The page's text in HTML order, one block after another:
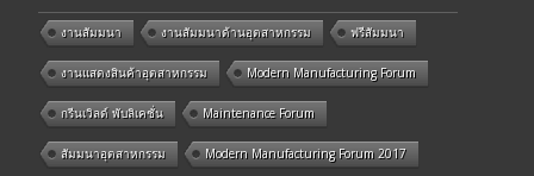
งานสัมมนา งานสัมมนาด้านอุตสาหกรรม ฟรีสัมมนา
งานแสดงสินค้าอุตสาหกรรม Modern Manufacturing Forum
กรีนเวิลด์ พับลิเคชั่น Maintenance Forum
สัมมนาอุตสาหกรรม Modern Manufacturing Forum 2017